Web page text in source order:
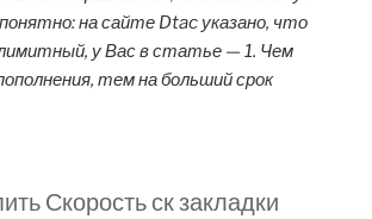
на сайте Dtac указано, что
у Вас в статье — 1. Чем
тем на больший срок
Скорость ск закладки